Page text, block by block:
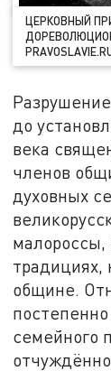
ЦЕРКОВНЫЙ
до
века
членов
духовных
малороссы,
традициях,
общине.
семейного